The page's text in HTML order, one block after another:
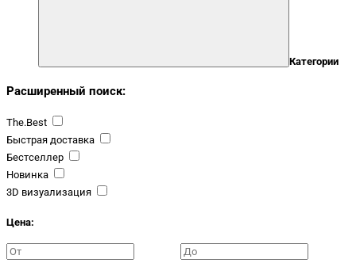
Категории
Расширенный поиск:
The.Best
Быстрая доставка
Бестселлер
Новинка
3D визуализация
Цена: